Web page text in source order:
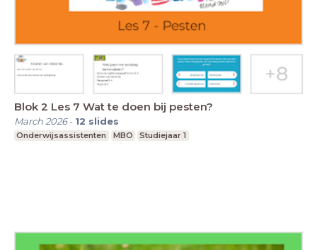
Blok 2 Les 7 Wat te doen bij pesten?
March 2026- 12 slides
Onderwijsassistenten MBO Studiejaar 1